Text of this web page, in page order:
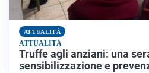
ATTUALITÀ
ATTUALITÀ
Truffe agli anziani: una
sensibilizzazione e